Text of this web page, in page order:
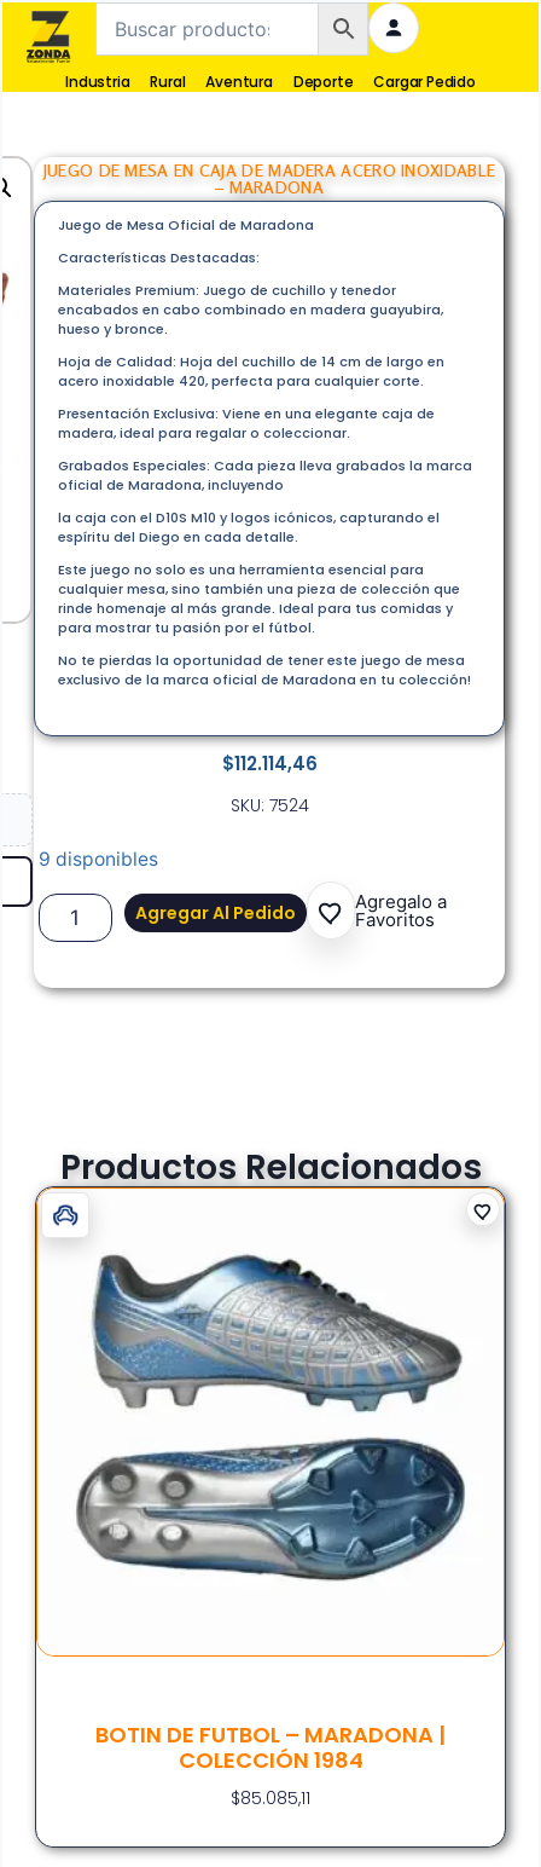
Industria Rural Aventura Deporte Cargar Pedido
JUEGO DE MESA EN CAJA DE MADERA ACERO INOXIDABLE
– MARADONA
$112.114,46
Juego de Mesa Oficial de Maradona
Características Destacadas:
Materiales Premium: Juego de cuchillo y tenedor
encabados en cabo combinado en madera guayubira,
hueso y bronce.
Hoja de Calidad: Hoja del cuchillo de 14 cm de largo en
acero inoxidable 420, perfecta para cualquier corte.
Presentación Exclusiva: Viene en una elegante caja de
madera, ideal para regalar o coleccionar.
Grabados Especiales: Cada pieza lleva grabados la marca
oficial de Maradona, incluyendo
la caja con el D10S M10 y logos icónicos, capturando el
espíritu del Diego en cada detalle.
Este juego no solo es una herramienta esencial para
cualquier mesa, sino también una pieza de colección que
rinde homenaje al más grande. Ideal para tus comidas y
para mostrar tu pasión por el fútbol.
No te pierdas la oportunidad de tener este juego de mesa
exclusivo de la marca oficial de Maradona en tu colección!
SKU: 7524
9 disponibles
Agregar Al Pedido Agregalo a
Favoritos
Productos Relacionados
BOTIN DE FUTBOL – MARADONA |
COLECCIÓN 1984
$85.085,11